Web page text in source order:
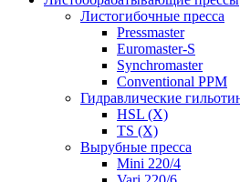
Листогибочные пресса
Pressmaster
Euromaster-S
Synchromaster
Conventional PPM
Гидравлические
HSL (X)
TS (X)
Вырубные пресса
Mini 220/4